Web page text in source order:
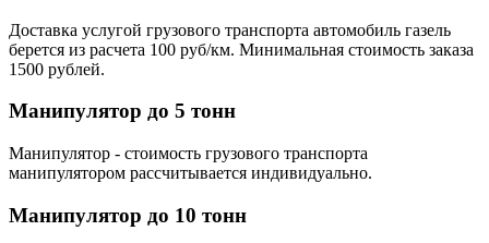
Доставка услугой грузового транспорта автомобиль газель
берется из расчета 100 руб/км. Минимальная стоимость заказа
1500 рублей.
Манипулятор до 5 тонн
Манипулятор - стоимость грузового транспорта
манипулятором рассчитывается индивидуально.
Манипулятор до 10 тонн